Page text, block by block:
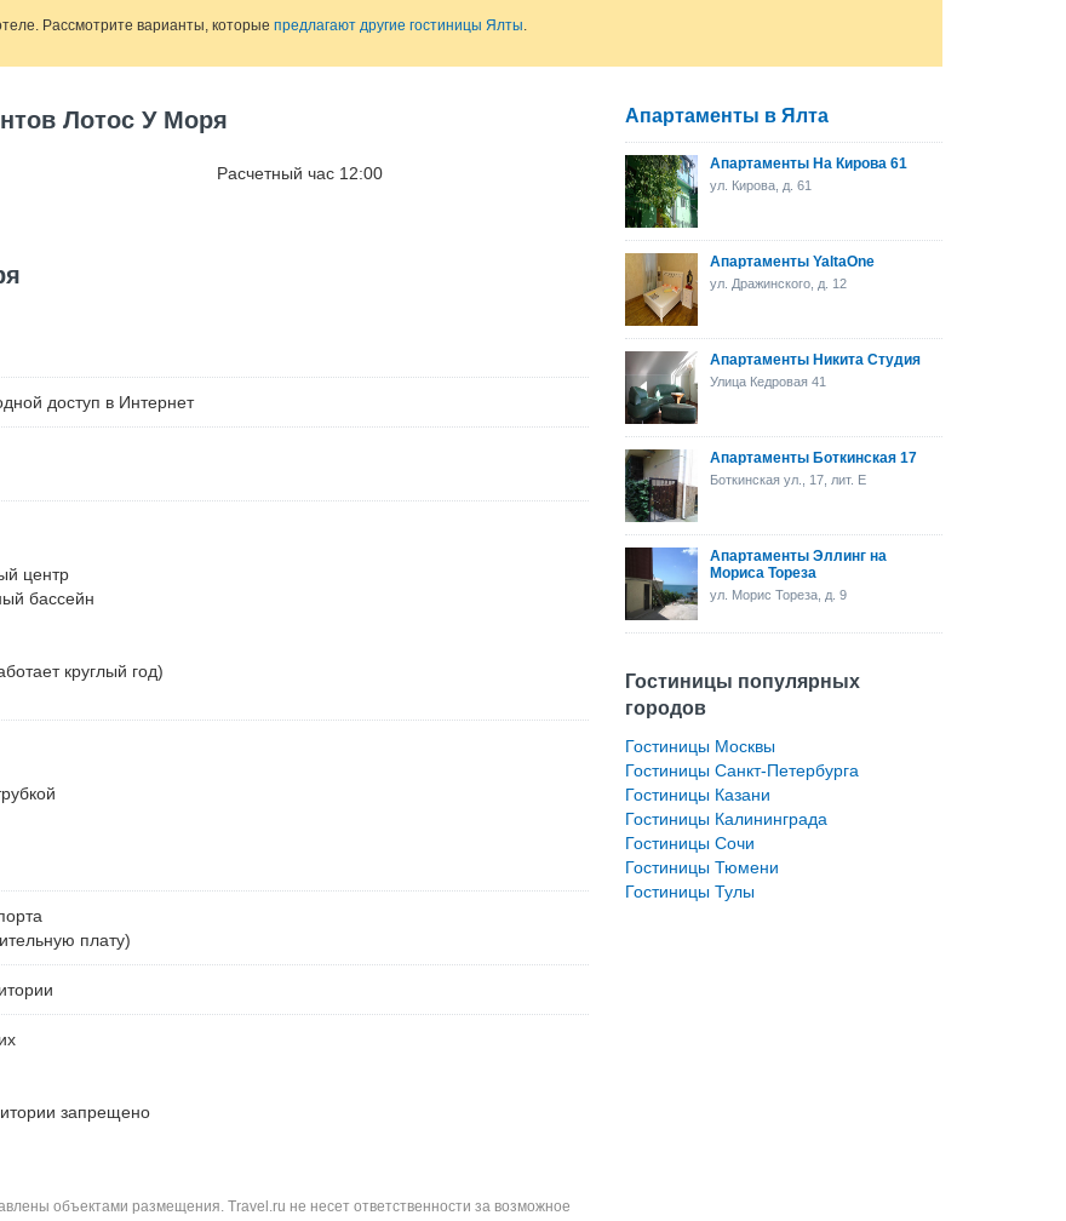
Рассмотрите варианты, которые предлагают другие гостиницы Ялты.
Лотос У Моря
Расчетный час 12:00
доступ в Интернет
центр
бассейн
круглый год)
плату)
запрещено
объектами размещения. Travel.ru не несет ответственности за возможное
Апартаменты в Ялта
Апартаменты На Кирова 61
ул. Кирова, д. 61
Апартаменты YaltaOne
ул. Дражинского, д. 12
Апартаменты Никита Студия
Улица Кедровая 41
Апартаменты Боткинская 17
Боткинская ул., 17, лит. Е
Апартаменты Эллинг на
Мориса Тореза
ул. Морис Тореза, д. 9
Гостиницы популярных
городов
Гостиницы Москвы
Гостиницы Санкт-Петербурга
Гостиницы Казани
Гостиницы Калининграда
Гостиницы Сочи
Гостиницы Тюмени
Гостиницы Тулы